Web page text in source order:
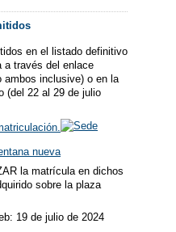
en el listado definitivo
a través del enlace
ambos inclusive) o en la
(del 22 al 29 de julio
nueva
la matrícula en dichos
sobre la plaza
19 de julio de 2024